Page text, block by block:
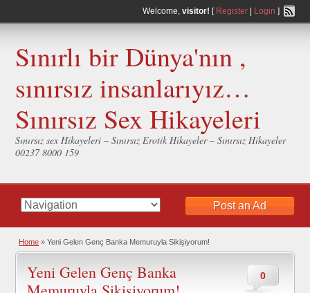
Welcome, visitor! [ Register| Login ]
Sınırlı bir Dünya'nın ,
sınırsız insanlarıyız…
Sınırsız Sex Hikayeleri
Sınırsız sex Hikayeleri – Sınırsız Erotik Hikayeler – Sınırsız Hikayeler
00237 8000 159
Post an Ad
Home » Yeni Gelen Genç Banka Memuruyla Sikişiyorum!
0
Yeni Gelen Genç Banka